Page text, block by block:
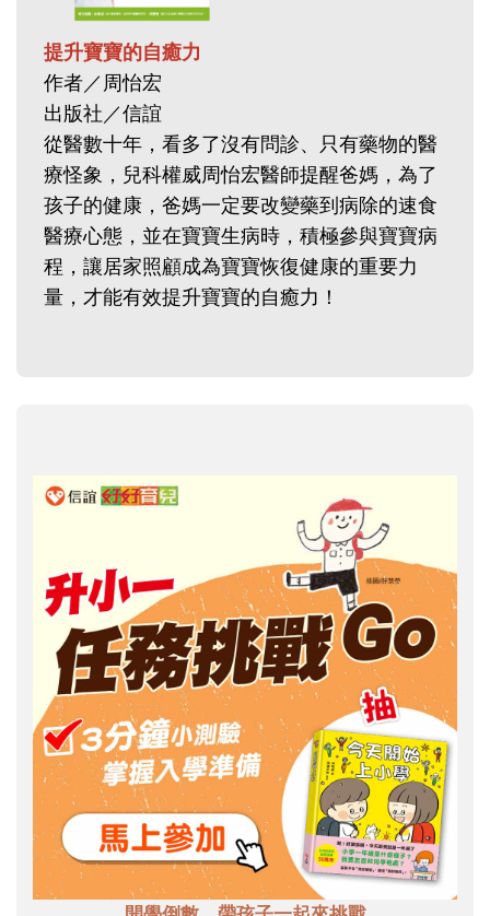
提升寶寶的自癒力
作者／周怡宏
出版社／信誼
從醫數十年，看多了沒有問診、只有藥物的醫
療怪象，兒科權威周怡宏醫師提醒爸媽，為了
孩子的健康，爸媽一定要改變藥到病除的速食
醫療心態，並在寶寶生病時，積極參與寶寶病
程，讓居家照顧成為寶寶恢復健康的重要力
量，才能有效提升寶寶的自癒力！